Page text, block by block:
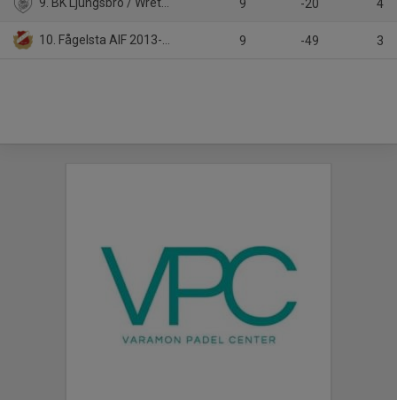
9 -20 4
10. Fågelsta AIF 2013-14 9 -49 3